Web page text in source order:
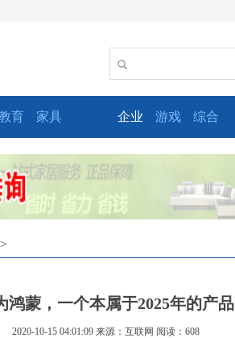
育 家具 企业 游戏 综合
鸿蒙，一个本属于2025年的产品
2020-10-15 04:01:09 来源：互联网 阅读：608